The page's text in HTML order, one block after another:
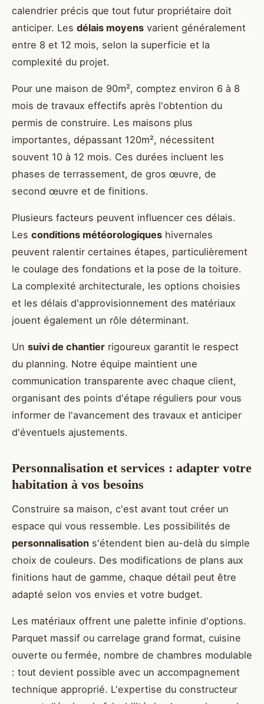
calendrier précis que tout futur propriétaire doit
anticiper. Les délais moyens varient généralement
entre 8 et 12 mois, selon la superficie et la
complexité du projet.
Pour une maison de 90m², comptez environ 6 à 8
mois de travaux effectifs après l'obtention du
permis de construire. Les maisons plus
importantes, dépassant 120m², nécessitent
souvent 10 à 12 mois. Ces durées incluent les
phases de terrassement, de gros œuvre, de
second œuvre et de finitions.
Plusieurs facteurs peuvent influencer ces délais.
Les conditions météorologiques hivernales
peuvent ralentir certaines étapes, particulièrement
le coulage des fondations et la pose de la toiture.
La complexité architecturale, les options choisies
et les délais d'approvisionnement des matériaux
jouent également un rôle déterminant.
Un suivi de chantier rigoureux garantit le respect
du planning. Notre équipe maintient une
communication transparente avec chaque client,
organisant des points d'étape réguliers pour vous
informer de l'avancement des travaux et anticiper
d'éventuels ajustements.
Personnalisation et services : adapter votre
habitation à vos besoins
Construire sa maison, c'est avant tout créer un
espace qui vous ressemble. Les possibilités de
personnalisation s'étendent bien au-delà du simple
choix de couleurs. Des modifications de plans aux
finitions haut de gamme, chaque détail peut être
adapté selon vos envies et votre budget.
Les matériaux offrent une palette infinie d'options.
Parquet massif ou carrelage grand format, cuisine
ouverte ou fermée, nombre de chambres modulable
: tout devient possible avec un accompagnement
technique approprié. L'expertise du constructeur